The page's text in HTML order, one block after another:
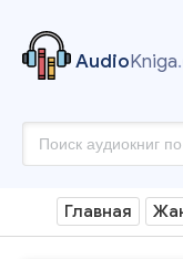
AudioKniga
Главная